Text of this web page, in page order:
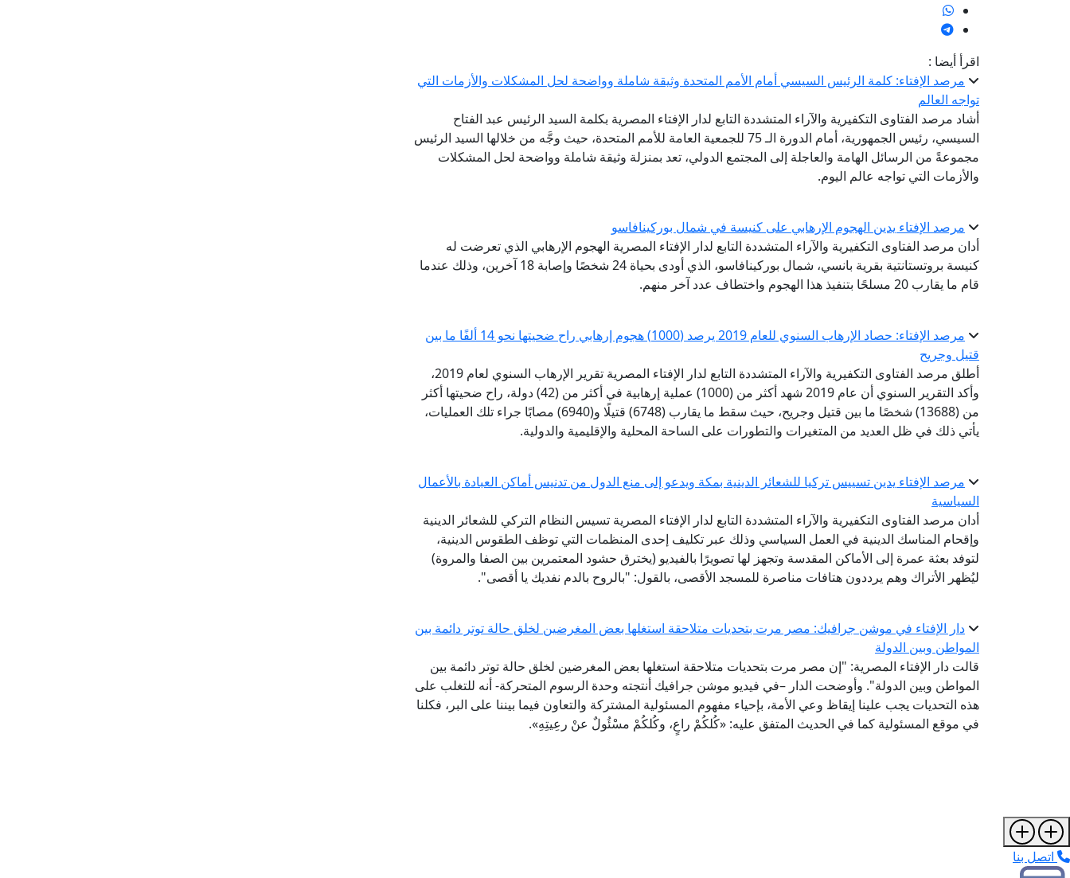
اقرأ أيضا :
مرصد الإفتاء: كلمة الرئيس السيسي أمام الأمم المتحدة وثيقة شاملة وواضحة لحل المشكلات والأزمات التي
تواجه العالم
أشاد مرصد الفتاوى التكفيرية والآراء المتشددة التابع لدار الإفتاء المصرية بكلمة السيد الرئيس عبد الفتاح
السيسي، رئيس الجمهورية، أمام الدورة الـ 75 للجمعية العامة للأمم المتحدة، حيث وجَّه من خلالها السيد الرئيس
مجموعةً من الرسائل الهامة والعاجلة إلى المجتمع الدولي، تعد بمنزلة وثيقة شاملة وواضحة لحل المشكلات
والأزمات التي تواجه عالم اليوم.
مرصد الإفتاء يدين الهجوم الإرهابي على كنيسة في شمال بوركينافاسو
أدان مرصد الفتاوى التكفيرية والآراء المتشددة التابع لدار الإفتاء المصرية الهجوم الإرهابي الذي تعرضت له
كنيسة بروتستانتية بقرية بانسي، شمال بوركينافاسو، الذي أودى بحياة 24 شخصًا وإصابة 18 آخرين، وذلك عندما
قام ما يقارب 20 مسلحًا بتنفيذ هذا الهجوم واختطاف عدد آخر منهم.
مرصد الإفتاء: حصاد الإرهاب السنوي للعام 2019 يرصد (1000) هجوم إرهابي راح ضحيتها نحو 14 ألفًا ما بين
قتيل وجريح
أطلق مرصد الفتاوى التكفيرية والآراء المتشددة التابع لدار الإفتاء المصرية تقرير الإرهاب السنوي لعام 2019،
وأكد التقرير السنوي أن عام 2019 شهد أكثر من (1000) عملية إرهابية في أكثر من (42) دولة، راح ضحيتها أكثر
من (13688) شخصًا ما بين قتيل وجريح، حيث سقط ما يقارب (6748) قتيلًا و(6940) مصابًا جراء تلك العمليات،
يأتي ذلك في ظل العديد من المتغيرات والتطورات على الساحة المحلية والإقليمية والدولية.
مرصد الإفتاء يدين تسييس تركيا للشعائر الدينية بمكة ويدعو إلى منع الدول من تدنيس أماكن العبادة بالأعمال
السياسية
أدان مرصد الفتاوى التكفيرية والآراء المتشددة التابع لدار الإفتاء المصرية تسيس النظام التركي للشعائر الدينية
وإقحام المناسك الدينية في العمل السياسي وذلك عبر تكليف إحدى المنظمات التي توظف الطقوس الدينية،
لتوفد بعثة عمرة إلى الأماكن المقدسة وتجهز لها تصويرًا بالفيديو (يخترق حشود المعتمرين بين الصفا والمروة)
ليُظهر الأتراك وهم يرددون هتافات مناصرة للمسجد الأقصى، بالقول: "بالروح بالدم نفديك يا أقصى".
دار الإفتاء في موشن جرافيك: مصر مرت بتحديات متلاحقة استغلها بعض المغرضين لخلق حالة توتر دائمة بين
المواطن وبين الدولة
قالت دار الإفتاء المصرية: "إن مصر مرت بتحديات متلاحقة استغلها بعض المغرضين لخلق حالة توتر دائمة بين
المواطن وبين الدولة". وأوضحت الدار –في فيديو موشن جرافيك أنتجته وحدة الرسوم المتحركة- أنه للتغلب على
هذه التحديات يجب علينا إيقاظ وعي الأمة، بإحياء مفهوم المسئولية المشتركة والتعاون فيما بيننا على البر، فكلنا
في موقع المسئولية كما في الحديث المتفق عليه: «كُلكُمْ راعٍ، وكُلكُمْ مسْئُولٌ عنْ رعِيتِهِ».
اتصل بنا